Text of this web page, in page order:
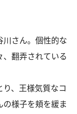
さん。個性的な
翻弄されている
、王様気質なコ
様子を頬を緩ま